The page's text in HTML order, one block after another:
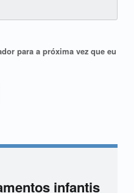
para a próxima vez que eu
infantis